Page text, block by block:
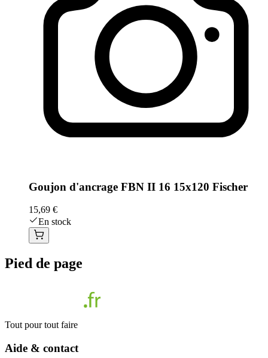
Goujon d'ancrage FBN II 16 15x120 Fischer
15,69 €
En stock
Pied de page
Tout pour tout faire
Aide & contact